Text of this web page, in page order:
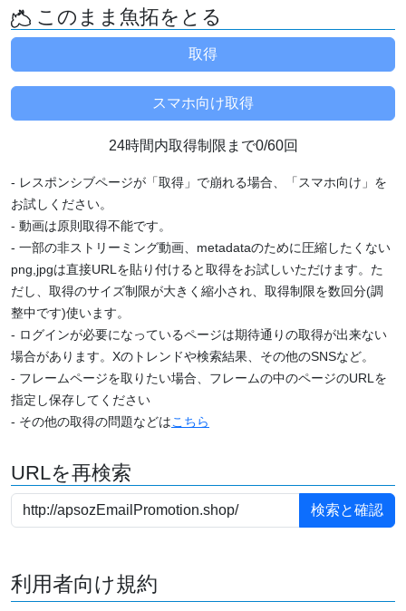
このまま魚拓をとる
24時間内取得制限まで0/60回
- レスポンシブページが「取得」で崩れる場合、「スマホ向け」を
お試しください。
- 動画は原則取得不能です。
- 一部の非ストリーミング動画、metadataのために圧縮したくない
png,jpgは直接URLを貼り付けると取得をお試しいただけます。た
だし、取得のサイズ制限が大きく縮小され、取得制限を数回分(調
整中です)使います。
- ログインが必要になっているページは期待通りの取得が出来ない
場合があります。Xのトレンドや検索結果、その他のSNSなど。
- フレームページを取りたい場合、フレームの中のページのURLを
指定し保存してください
- その他の取得の問題などはこちら
URLを再検索
利用者向け規約